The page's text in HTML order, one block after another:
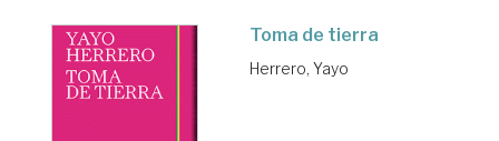
Toma de tierra
Herrero, Yayo